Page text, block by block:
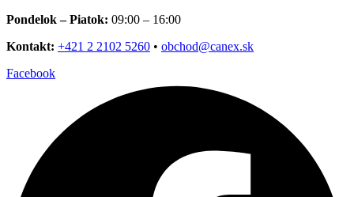
Preskočiť
obsah
Pondelok – Piatok: 09:00 – 16:00
Kontakt: +421 2 2102 5260 • obchod@canex.sk
Facebook